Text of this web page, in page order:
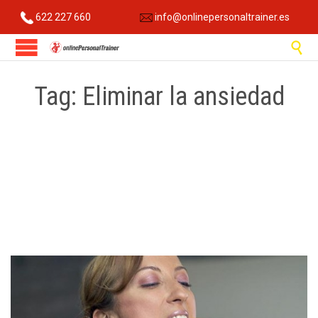
622 227 660 info@onlinepersonaltrainer.es

Tag: Eliminar la ansiedad